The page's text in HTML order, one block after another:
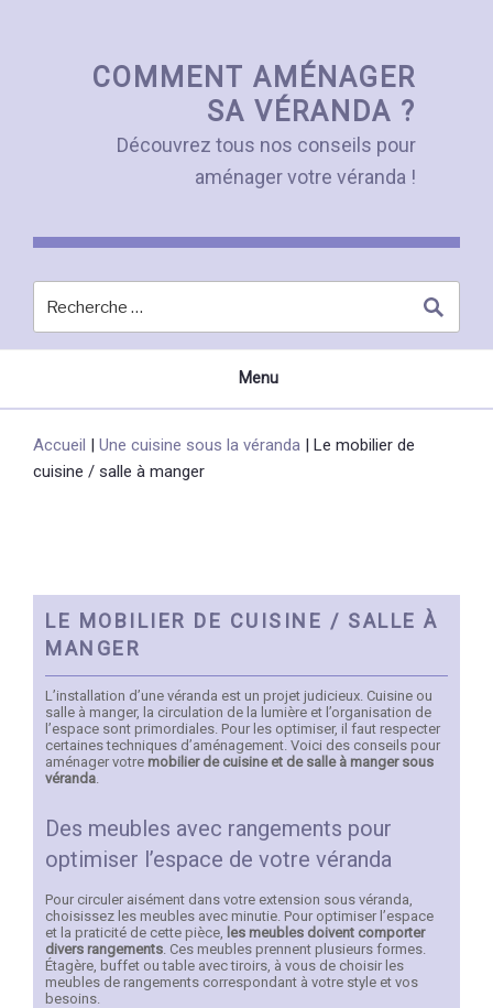
COMMENT AMÉNAGER
SA VÉRANDA ?
Découvrez tous nos conseils pour
aménager votre véranda !
Menu
Accueil | Une cuisine sous la véranda | Le mobilier de
cuisine / salle à manger
LE MOBILIER DE CUISINE / SALLE À
MANGER
L’installation d’une véranda est un projet judicieux. Cuisine ou
salle à manger, la circulation de la lumière et l’organisation de
l’espace sont primordiales. Pour les optimiser, il faut respecter
certaines techniques d’aménagement. Voici des conseils pour
aménager votre mobilier de cuisine et de salle à manger sous
véranda.
Des meubles avec rangements pour
optimiser l’espace de votre véranda
Pour circuler aisément dans votre extension sous véranda,
choisissez les meubles avec minutie. Pour optimiser l’espace
et la praticité de cette pièce, les meubles doivent comporter
divers rangements. Ces meubles prennent plusieurs formes.
Étagère, buffet ou table avec tiroirs, à vous de choisir les
meubles de rangements correspondant à votre style et vos
besoins.